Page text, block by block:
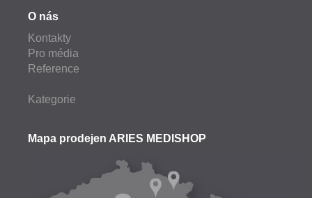
O nás
Kontakty
Pro média
Reference
Kategorie
Mapa prodejen ARIES MEDISHOP